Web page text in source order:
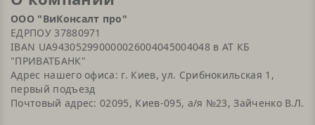
ООО "ВиКонсалт про"
ЕДРПОУ 37880971
IBAN UA943052990000026004045004048 в АТ КБ
"ПРИВАТБАНК"
Адрес нашего офиса: г. Киев, ул. Срибнокильская 1,
первый подъезд
Почтовый адрес: 02095, Киев-095, а/я №23, Зайченко В.Л.